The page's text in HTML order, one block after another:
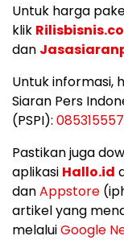
Untuk harga
klik
dan
Untuk informasi,
Siaran Pers
(PSPI):
Pastikan juga
aplikasi Hallo.id
danAppstore
artikel yang
melaluiGoogle